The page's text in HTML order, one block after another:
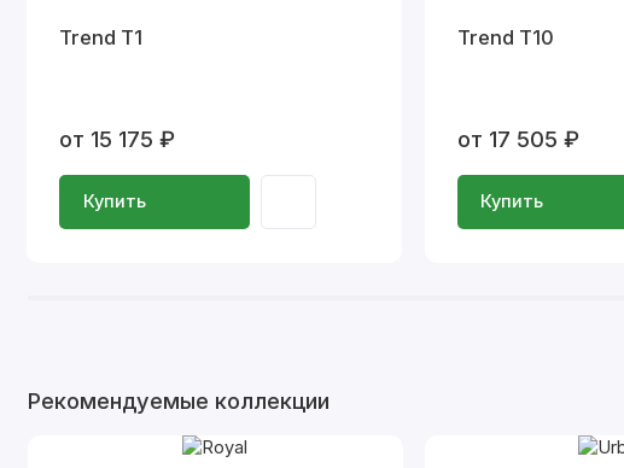
Trend T1
от 15 175 ₽
Купить
Trend T10
от 17 505 ₽
Купить
Рекомендуемые коллекции